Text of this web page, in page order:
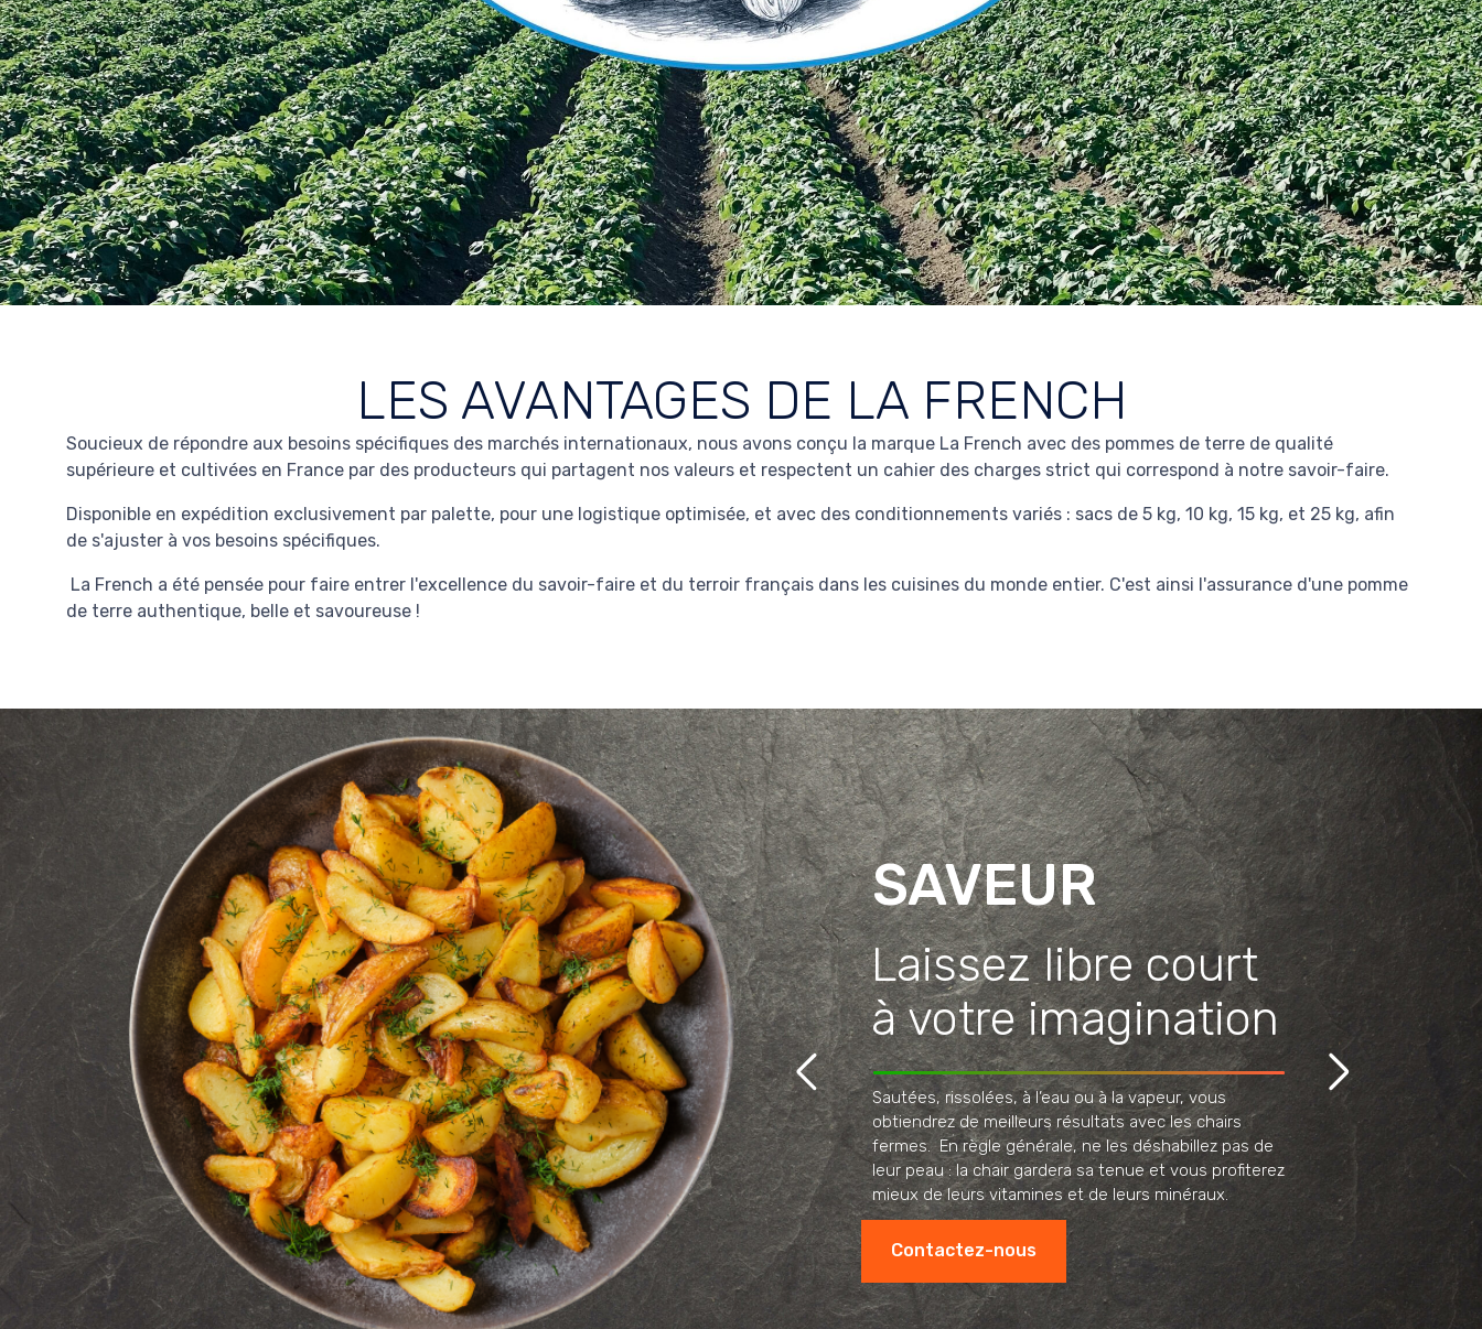
LES AVANTAGES DE LA FRENCH
Soucieux de répondre aux besoins spécifiques des marchés internationaux, nous avons conçu la marque La French avec des pommes de terre de qualité
supérieure et cultivées en France par des producteurs qui partagent nos valeurs et respectent un cahier des charges strict qui correspond à notre savoir-faire.
Disponible en expédition exclusivement par palette, pour une logistique optimisée, et avec des conditionnements variés : sacs de 5 kg, 10 kg, 15 kg, et 25 kg, afin
de s'ajuster à vos besoins spécifiques.
La French a été pensée pour faire entrer l'excellence du savoir-faire et du terroir français dans les cuisines du monde entier. C'est ainsi l'assurance d'une pomme
de terre authentique, belle et savoureuse !
Sautées, rissolées, à l’eau ou à la vapeur, vous
obtiendrez de meilleurs résultats avec les chairs
fermes. En règle générale, ne les déshabillez pas de
leur peau : la chair gardera sa tenue et vous profiterez
mieux de leurs vitamines et de leurs minéraux.
Laissez libre court
à votre imagination
SAVEUR
Contactez-nous